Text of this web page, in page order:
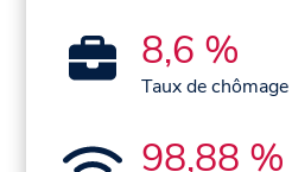
8,6 %
Taux de chômage
98,88 %